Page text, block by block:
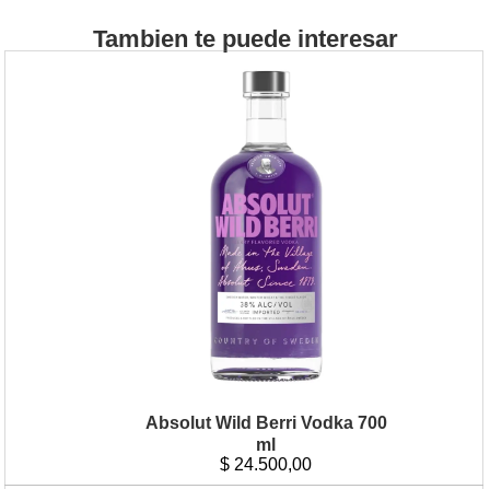
Tambien te puede interesar
Absolut Wild Berri Vodka 700
ml
$ 24.500,00